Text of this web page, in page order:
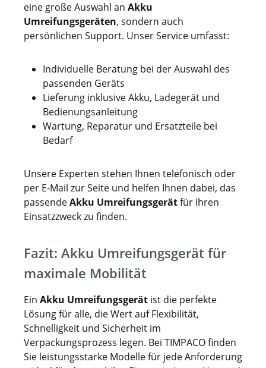
eine große Auswahl an Akku
Umreifungsgeräten, sondern auch
persönlichen Support. Unser Service umfasst:
Individuelle Beratung bei der Auswahl des
passenden Geräts
Lieferung inklusive Akku, Ladegerät und
Bedienungsanleitung
Wartung, Reparatur und Ersatzteile bei
Bedarf
Unsere Experten stehen Ihnen telefonisch oder
per E-Mail zur Seite und helfen Ihnen dabei, das
passendeAkku Umreifungsgerätfür Ihren
Einsatzzweck zu finden.
Fazit: Akku Umreifungsgerät für
maximale Mobilität
Ein Akku Umreifungsgerät ist die perfekte
Lösung für alle, die Wert auf Flexibilität,
Schnelligkeit und Sicherheit im
Verpackungsprozess legen. Bei TIMPACO finden
Sie leistungsstarke Modelle für jede Anforderung